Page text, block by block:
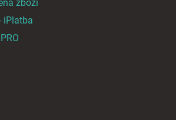
zboží
iPlatba